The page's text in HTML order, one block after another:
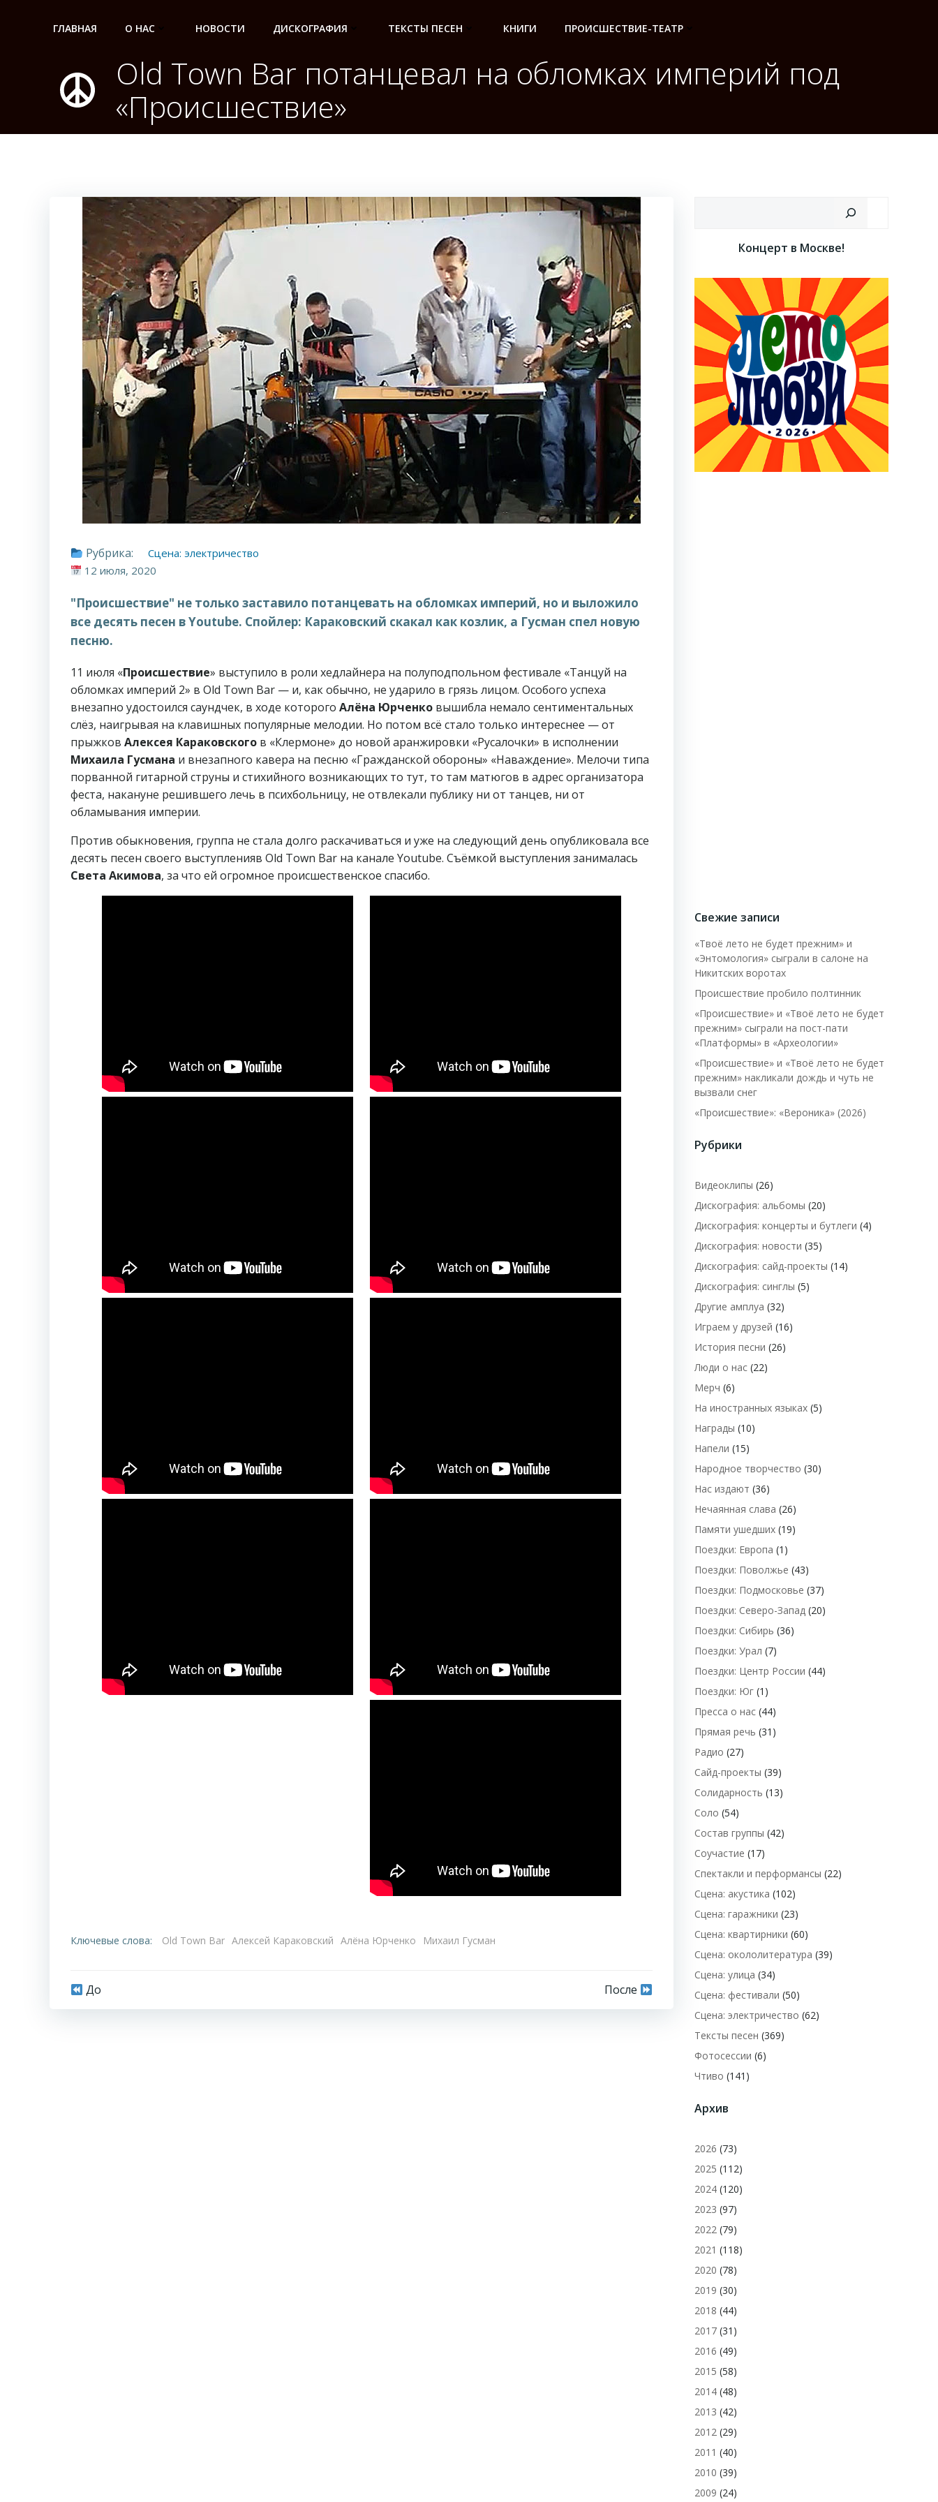
ГЛАВНАЯ О НАС НОВОСТИ ДИСКОГРАФИЯ ТЕКСТЫ ПЕСЕН КНИГИ ПРОИСШЕСТВИЕ-ТЕАТР
Old Town Bar потанцевал на обломках империй под
«Происшествие»
Рубрика:
Сцена: электричество
12 июля, 2020
"Происшествие" не только заставило потанцевать на обломках империй, но и выложило
все десять песен в Youtube. Спойлер: Караковский скакал как козлик, а Гусман спел новую
песню.
11 июля «Происшествие» выступило в роли хедлайнера на полуподпольном фестивале «Танцуй на
обломках империй 2» в Old Town Bar — и, как обычно, не ударило в грязь лицом. Особого успеха
внезапно удостоился саундчек, в ходе которого Алёна Юрченко вышибла немало сентиментальных
слёз, наигрывая на клавишных популярные мелодии. Но потом всё стало только интереснее — от
прыжков Алексея Караковского в «Клермоне» до новой аранжировки «Русалочки» в исполнении
Михаила Гусмана и внезапного кавера на песню «Гражданской обороны» «Наваждение». Мелочи типа
порванной гитарной струны и стихийного возникающих то тут, то там матюгов в адрес организатора
феста, накануне решившего лечь в психбольницу, не отвлекали публику ни от танцев, ни от
обламывания империи.
Против обыкновения, группа не стала долго раскачиваться и уже на следующий день опубликовала все
десять песен своего выступленияв Old Town Bar на канале Youtube. Съёмкой выступления занималась
Света Акимова, за что ей огромное происшественское спасибо.
Ключевые слова: Old Town Bar Алексей Караковский Алёна Юрченко Михаил Гусман
Навигация
До После
Концерт в Москве!
Свежие записи
«Твоё лето не будет прежним» и
«Энтомология» сыграли в салоне на
Никитских воротах
Происшествие пробило полтинник
«Происшествие» и «Твоё лето не будет
прежним» сыграли на пост-пати
«Платформы» в «Археологии»
«Происшествие» и «Твоё лето не будет
прежним» накликали дождь и чуть не
вызвали снег
«Происшествие»: «Вероника» (2026)
Рубрики
Видеоклипы (26)
Дискография: альбомы (20)
Дискография: концерты и бутлеги (4)
Дискография: новости (35)
Дискография: сайд-проекты (14)
Дискография: синглы (5)
Другие амплуа (32)
Играем у друзей (16)
История песни (26)
Люди о нас (22)
Мерч (6)
На иностранных языках (5)
Награды (10)
Напели (15)
Народное творчество (30)
Нас издают (36)
Нечаянная слава (26)
Памяти ушедших (19)
Поездки: Европа (1)
Поездки: Поволжье (43)
Поездки: Подмосковье (37)
Поездки: Северо-Запад (20)
Поездки: Сибирь (36)
Поездки: Урал (7)
Поездки: Центр России (44)
Поездки: Юг (1)
Пресса о нас (44)
Прямая речь (31)
Радио (27)
Сайд-проекты (39)
Солидарность (13)
Соло (54)
Состав группы (42)
Соучастие (17)
Спектакли и перформансы (22)
Сцена: акустика (102)
Сцена: гаражники (23)
Сцена: квартирники (60)
Сцена: окололитература (39)
Сцена: улица (34)
Сцена: фестивали (50)
Сцена: электричество (62)
Тексты песен (369)
Фотосессии (6)
Чтиво (141)
Архив
2026 (73)
2025 (112)
2024 (120)
2023 (97)
2022 (79)
2021 (118)
2020 (78)
2019 (30)
2018 (44)
2017 (31)
2016 (49)
2015 (58)
2014 (48)
2013 (42)
2012 (29)
2011 (40)
2010 (39)
2009 (24)